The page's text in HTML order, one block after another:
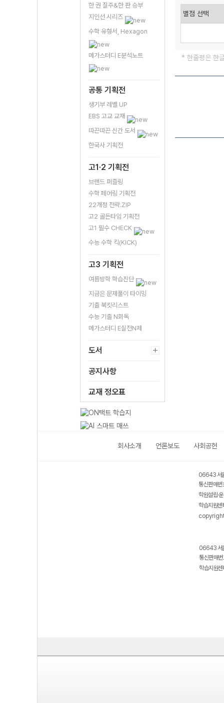
한 권 질주&한 판 승부
지인선 시리즈
수학 유형서, Hexagon
메가스터디 E분석노트
공통 기획전
생기부 레벨 UP
EBS 고교 교재
따끈따끈 신간 도서
한국사 기획전
고1·2 기획전
브랜드 퍼즐링
수학 페어링 기획전
22개정 전략.ZIP
고2 골든타임 기획전
고1 필수 CHECK
수능 수학 킥(KICK)
고3 기획전
여름방학 학습진단
지금은 문제풀이 타이밍
기출 북킷리스트
수능 기출 N회독
메가스터디 E실전N제
도서
공지사항
교재 정오표
* 한줄평은 한
회사소개 언론보도 사회공헌
06643 서
통신판매
학원설립·
학습지원
06643 서
통신판매
학습지원